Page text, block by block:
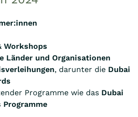
Workshops
Länder und Organisationen
, darunter die Dubai
Programme wie das Dubai
Programme